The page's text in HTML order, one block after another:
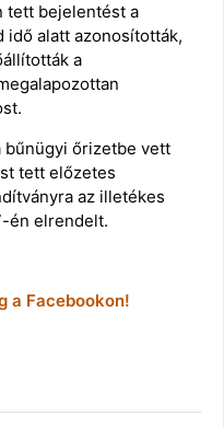
tett bejelentést a
idő alatt azonosították,
a
bűnügyi őrizetbe vett
tett előzetes
az illetékes
én elrendelt.
a Facebookon!